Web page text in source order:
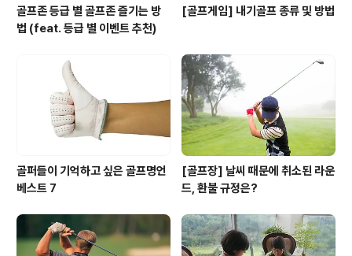
골프존 등급 별 골프존 즐기는 방
법 (feat. 등급 별 이벤트 추천)
[골프게임] 내기골프 종류 및 방법
골퍼들이 기억하고 싶은 골프명언
베스트 7
[골프장] 날씨 때문에 취소된 라운
드, 환불 규정은?